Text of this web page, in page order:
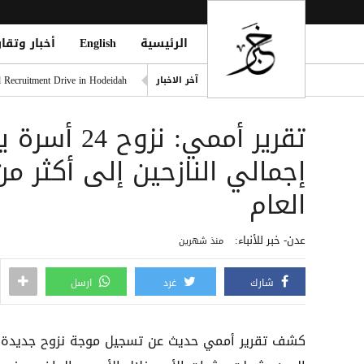
الرئيسية English أخبار
آخر الاخبار
Drive in Hodeidah
سيرجي روبيرتو يطير إلى
حملة حشد حوثية واسعة في
مصر تحذر: مخطط تهجير
تقرير
العام
عدن- خبر للأنباء: منذ شهرين
شارك غرد ارسل
كشف تقرير أممي حديث عن تسجيل موجة نزوح